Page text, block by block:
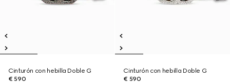
Cinturón con hebilla Doble G
€ 590
Cinturón con hebilla Doble G
€ 590